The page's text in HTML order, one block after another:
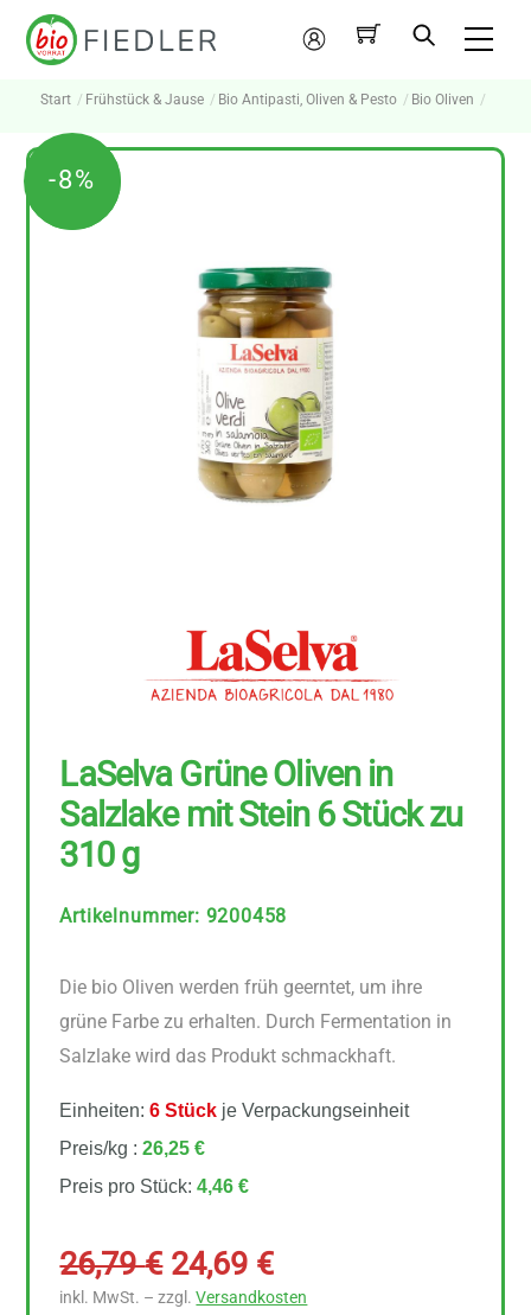
Skip
Mein
Konto
Start Frühstück & Jause Bio Antipasti, Oliven & Pesto Bio Oliven
-8%
-8%
LaSelva Grüne Oliven in
Salzlake mit Stein 6 Stück zu
310 g
Artikelnummer: 9200458
Die bio Oliven werden früh geerntet, um ihre
grüne Farbe zu erhalten. Durch Fermentation in
Salzlake wird das Produkt schmackhaft.
Einheiten:6 Stück je Verpackungseinheit
Preis/kg :26,25 €
Preis pro Stück:4,46 €
26,79€ Ursprünglicher
Preis
24,69 €Aktueller
Preis
inkl. MwSt. – zzgl.Versandkosten